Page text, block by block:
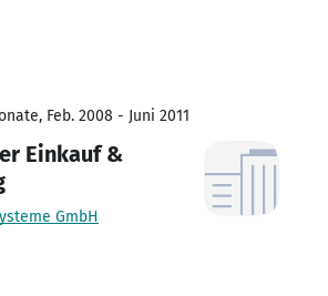
Feb. 2008 - Juni 2011
Einkauf &
GmbH